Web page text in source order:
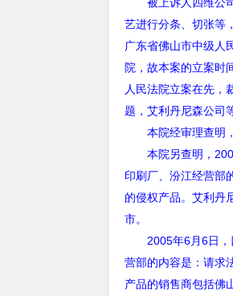
艺进行分条、切张等
广东省佛山市中级人
院，故本案的立案时
人民法院立案在先，
题，艾利丹尼森公司
本院经审理查明，
本院另查明，
印刷厂、汾江经营部
的侵权产品。艾利丹
市。
2005年6月6日
营部的内容是：请求
产品的销售商包括佛